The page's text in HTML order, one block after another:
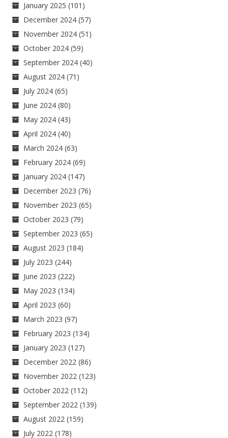
January 2025 (101)
December 2024 (57)
November 2024 (51)
October 2024 (59)
September 2024 (40)
August 2024 (71)
July 2024 (65)
June 2024 (80)
May 2024 (43)
April 2024 (40)
March 2024 (63)
February 2024 (69)
January 2024 (147)
December 2023 (76)
November 2023 (65)
October 2023 (79)
September 2023 (65)
August 2023 (184)
July 2023 (244)
June 2023 (222)
May 2023 (134)
April 2023 (60)
March 2023 (97)
February 2023 (134)
January 2023 (127)
December 2022 (86)
November 2022 (123)
October 2022 (112)
September 2022 (139)
August 2022 (159)
July 2022 (178)